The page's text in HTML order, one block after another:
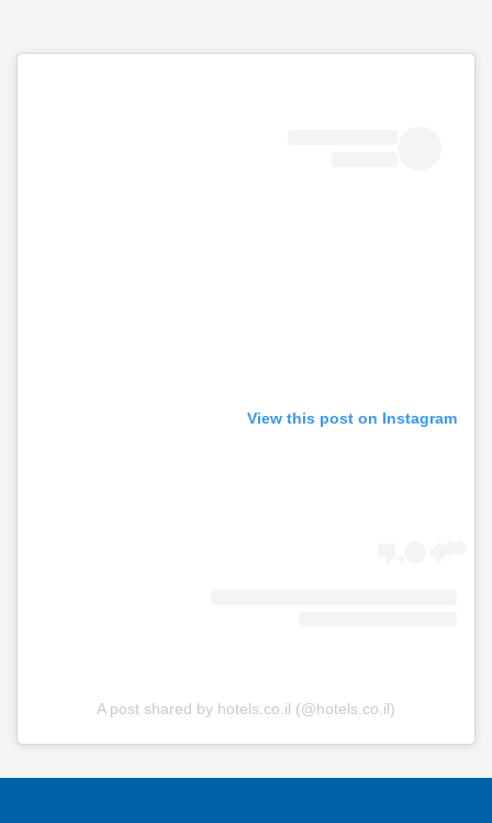
View this post on Instagram
A post shared by hotels.co.il (@hotels.co.il)